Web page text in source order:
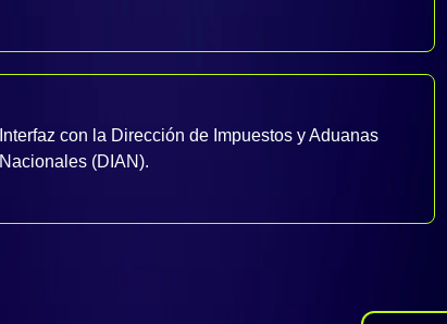
Interfaz con la Dirección de Impuestos y Aduanas
Nacionales (DIAN).